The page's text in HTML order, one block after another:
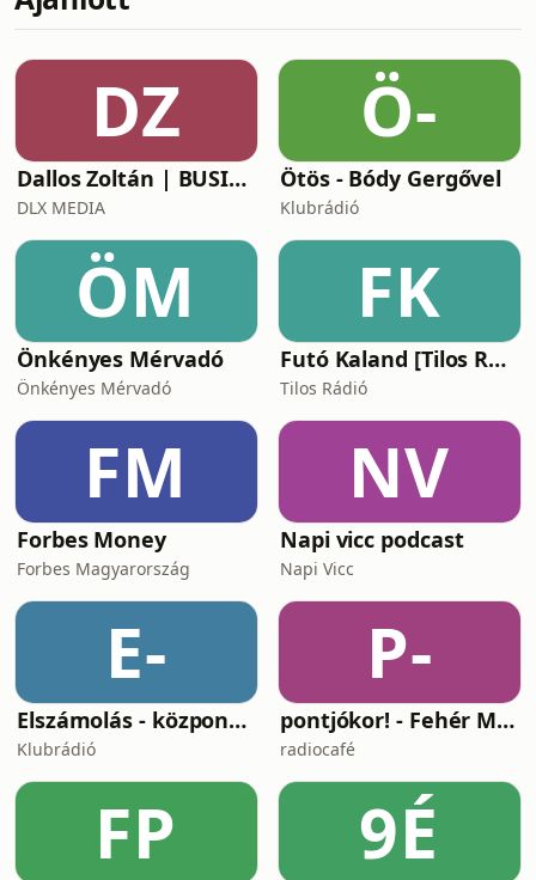
honi ellenzék kilátásairól, a
vezérarcokról is. Elemzés Lakner
Zoltánnal.Legyél rendszeres
támogató!
https://cause.lundadonate.o
DZ
Dallos Zoltán | BUSINESS
DLX MEDIA
Ö-
Ötös - Bódy Gergővel
Klubrádió
ÖM
Önkényes Mérvadó
Önkényes Mérvadó
FK
Futó Kaland [Tilos Rádió podcast]
Tilos Rádió
FM
Forbes Money
Forbes Magyarország
NV
Napi vicc podcast
Napi Vicc
E-
Elszámolás - központosítás, lojalitás és a függetlenség ára
Klubrádió
P-
pontjókor! - Fehér Mariannal
radiocafé
FP 9É